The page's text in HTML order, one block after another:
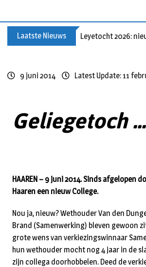
Laatste Nieuws Leyetocht 2026:
9 juni 2014 Latest Update: 11
Geliegetoch ...
HAAREN – 9 juni 2014. Sinds afgelopen
Haaren een nieuw College.
Nou ja, nieuw? Wethouder Van den
Brand (Samenwerking) bleven gewoon
grote wens van verkiezingswinnaar
hun wethouder mocht nog 4 jaar in de
zijn collega doorhobbelen. Deed de